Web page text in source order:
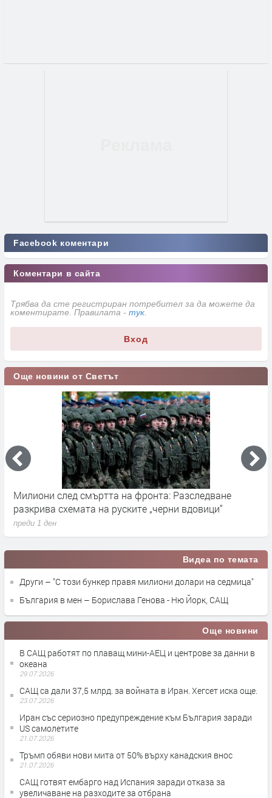
Facebook коментари
Коментари в сайта
Трябва да сте регистриран потребител за да можете да
коментирате. Правилата - тук
Вход
Още новини от Светът
Милиони след смъртта на фронта: Разследване
разкрива схемата на руските „черни вдовици“
преди 1 ден
Видеа по темата
Други – "С този бункер правя милиони долари на седмица"
България в мен – Борислава Генова - Ню Йорк, САЩ
Още новини
В САЩ работят по плаващ мини-АЕЦ и центрове за данни в
океана
29.07.2026
САЩ са дали 37,5 млрд. за войната в Иран. Хегсет иска още.
23.07.2026
Иран със сериозно предупреждение към България заради
US самолетите
21.07.2026
Тръмп обяви нови мита от 50% върху канадския внос
21.07.2026
САЩ готвят ембарго над Испания заради отказа за
увеличаване на разходите за отбрана